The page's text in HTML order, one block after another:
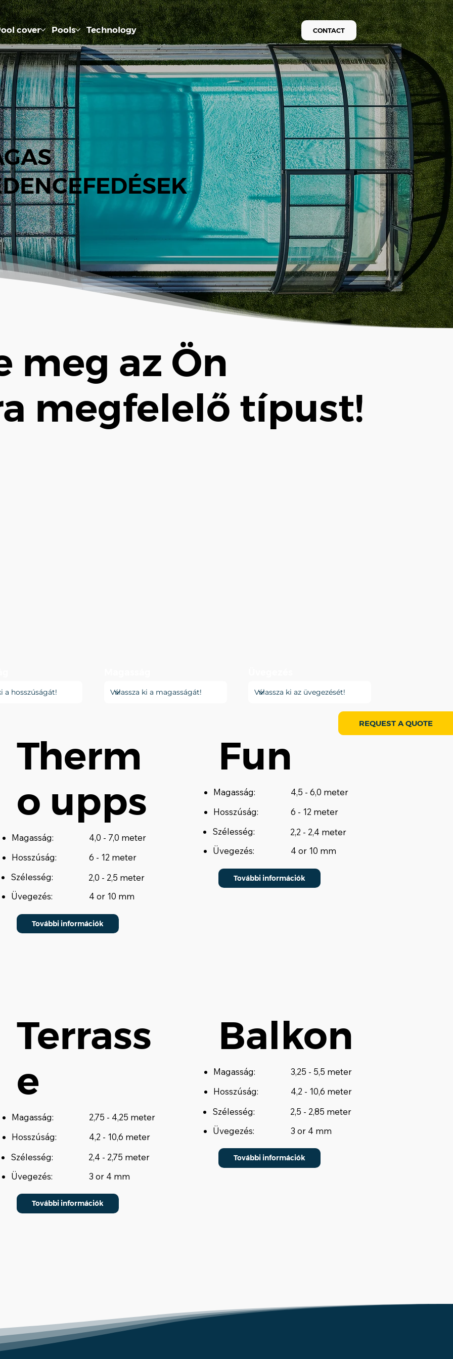
cover Pools Technology CONTACT
Therm
o upps
Magasság:
4,0 - 7,0 meter
Hosszúság:
6 - 12 meter
Szélesség:
2,0 - 2,5 meter
Üvegezés:
4 or 10 mm
További információk
Fun
Magasság:
4,5 - 6,0 meter
Hosszúság:
6 - 12 meter
Szélesség:
2,2 - 2,4 meter
Üvegezés:
4 or 10 mm
További információk
Terrass
e
Magasság:
2,75 - 4,25 meter
Hosszúság:
4,2 - 10,6 meter
Szélesség:
2,4 - 2,75 meter
Üvegezés:
3 or 4 mm
További információk
Balkon
Magasság:
3,25 - 5,5 meter
Hosszúság:
4,2 - 10,6 meter
Szélesség:
2,5 - 2,85 meter
Üvegezés:
3 or 4 mm
További információk
meg az Ön
megfelelő típust!
REQUEST A QUOTE